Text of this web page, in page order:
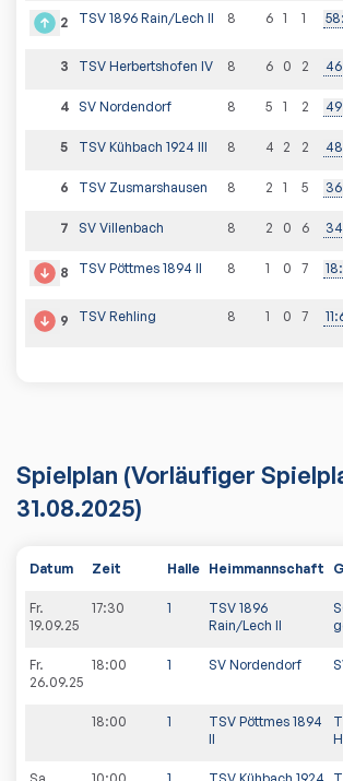
2 TSV 1896 Rain/Lech II 8 6 1 1 58:
3 TSV Herbertshofen IV 8 6 0 2 46
4 SV Nordendorf 8 5 1 2 49
5 TSV Kühbach 1924 III 8 4 2 2 48
6 TSV Zusmarshausen 8 2 1 5 36
7 SV Villenbach 8 2 0 6 34
8 TSV Pöttmes 1894 II 8 1 0 7 18:
9 TSV Rehling 8 1 0 7 11:
Spielplan (Vorläufiger
31.08.2025)
Datum Zeit Halle Heimmannschaft
Fr.
19.09.25
17:30 1
TSV 1896
Rain/Lech II
Fr.
26.09.25
18:00 1 SV Nordendorf
18:00 1
TSV Pöttmes 1894
II